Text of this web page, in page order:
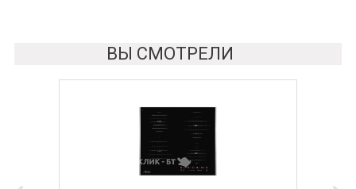
ВЫ СМОТРЕЛИ